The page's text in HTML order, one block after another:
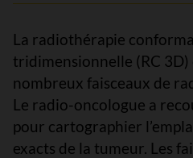
La radiothérapie
tridimensionnelle (RC
nombreux faisceaux de
Le radio-oncologue a
pour cartographier
exacts de la tumeur. Les